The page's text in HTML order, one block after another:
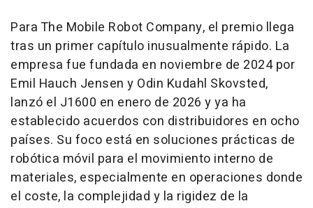
Para The Mobile Robot Company, el premio llega
tras un primer capítulo inusualmente rápido. La
empresa fue fundada en noviembre de 2024 por
Emil Hauch Jensen y Odin Kudahl Skovsted,
lanzó el J1600 en enero de 2026 y ya ha
establecido acuerdos con distribuidores en ocho
países. Su foco está en soluciones prácticas de
robótica móvil para el movimiento interno de
materiales, especialmente en operaciones donde
el coste, la complejidad y la rigidez de la